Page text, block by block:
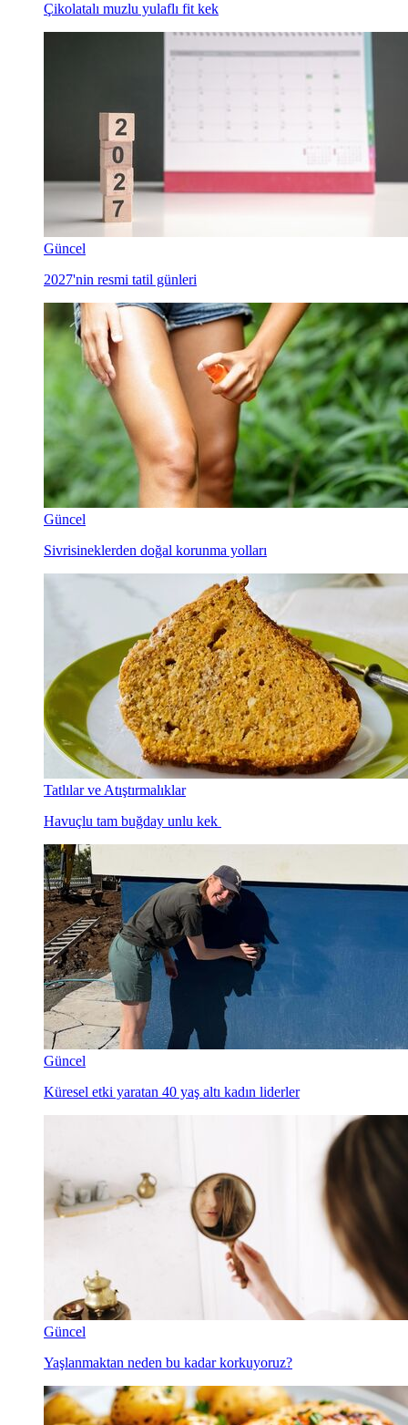
Çikolatalı muzlu yulaflı fit kek
Güncel
2027'nin resmi tatil günleri
Güncel
Sivrisineklerden doğal korunma yolları
Tatlılar ve Atıştırmalıklar
Havuçlu tam buğday unlu kek
Güncel
Küresel etki yaratan 40 yaş altı kadın liderler
Güncel
Yaşlanmaktan neden bu kadar korkuyoruz?